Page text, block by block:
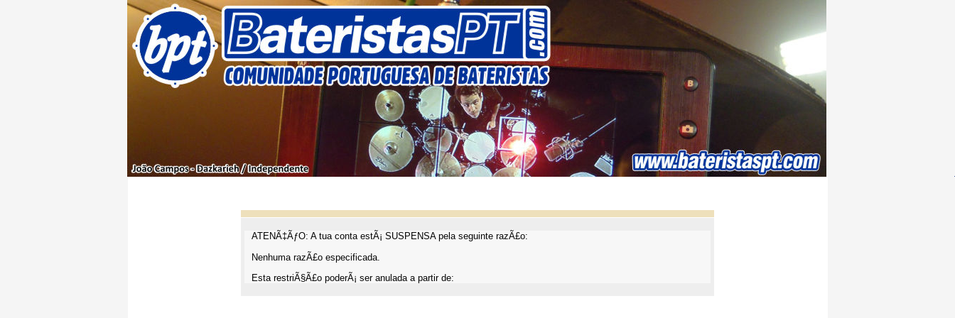
ATENÃ‡ÃƒO: A tua conta estÃ¡ SUSPENSA pela seguinte razÃ£o:
Nenhuma razÃ£o especificada.
Esta restriÃ§Ã£o poderÃ¡ ser anulada a partir de: